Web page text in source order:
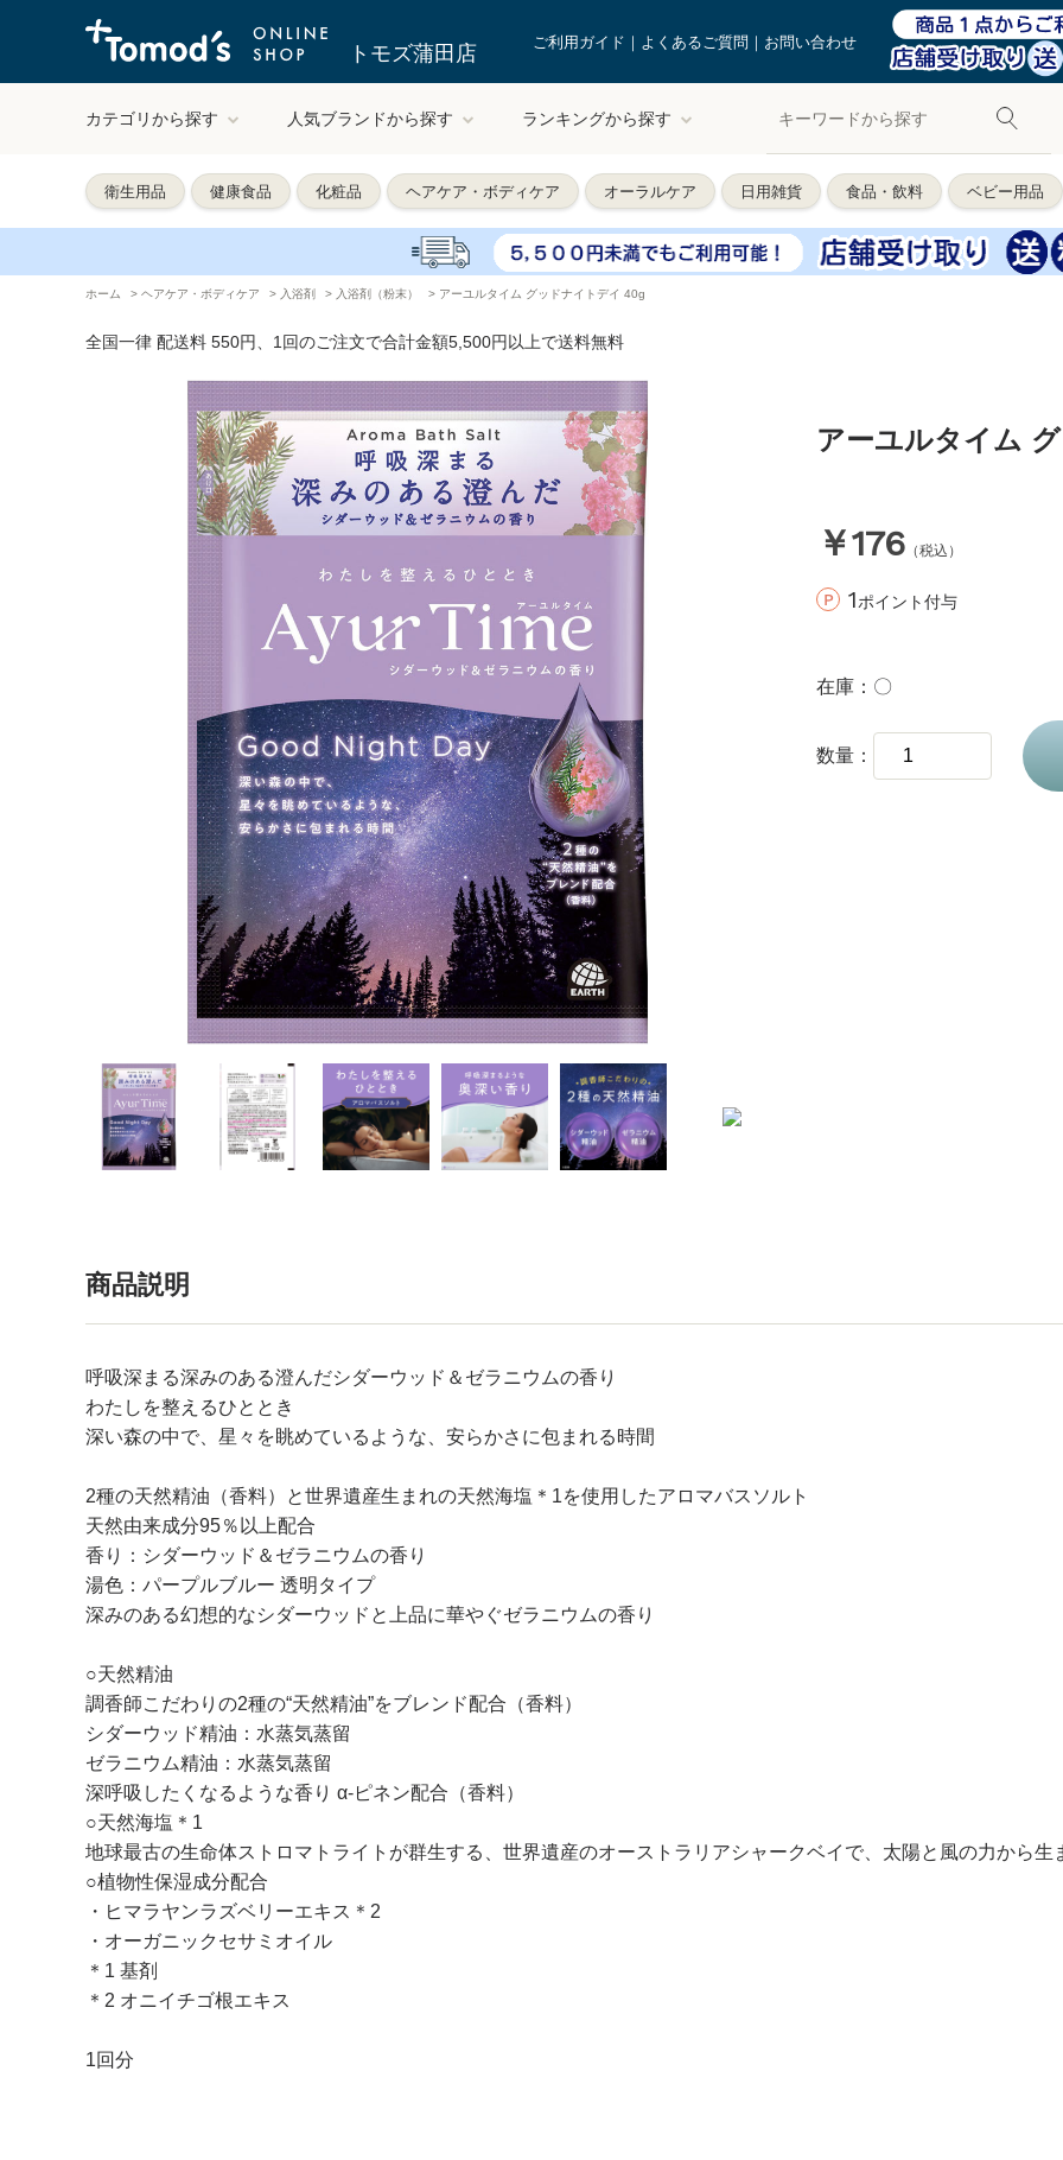
トモズ蒲田店 ご利用ガイド よくあるご質問 お問い合わせ
カテゴリから探す 人気ブランドから探す ランキングから探す
衛生用品 健康食品 化粧品 ヘアケア・ボディケア オーラルケア 日用雑貨 食品・飲料 ベビー用品
ホーム > ヘアケア・ボディケア > 入浴剤 > 入浴剤（粉末） > アーユルタイム グッドナイトデイ 40g
全国一律 配送料 550円、1回のご注文で合計金額5,500円以上で送料無料
アーユルタイム
￥176 （税込）
1ポイント付与
在庫 〇
数量
商品説明
呼吸深まる深みのある澄んだシダーウッド＆ゼラニウムの香り
わたしを整えるひととき
深い森の中で、星々を眺めているような、安らかさに包まれる時間
2種の天然精油（香料）と世界遺産生まれの天然海塩＊1を使用したアロマバスソルト
天然由来成分95％以上配合
香り：シダーウッド＆ゼラニウムの香り
湯色：パープルブルー 透明タイプ
深みのある幻想的なシダーウッドと上品に華やぐゼラニウムの香り
○天然精油
調香師こだわりの2種の“天然精油”をブレンド配合（香料）
シダーウッド精油：水蒸気蒸留
ゼラニウム精油：水蒸気蒸留
深呼吸したくなるような香り α-ピネン配合（香料）
○天然海塩＊1
地球最古の生命体ストロマトライトが群生する、世界遺産のオーストラリアシャークベイで、太陽と風の力から生
○植物性保湿成分配合
・ヒマラヤンラズベリーエキス＊2
・オーガニックセサミオイル
＊1 基剤
＊2 オニイチゴ根エキス
1回分